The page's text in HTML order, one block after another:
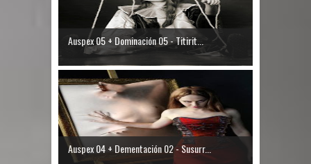
Auspex 05 + Dominación 05 - Titirit...
Auspex 04 + Dementación 02 - Susurr...